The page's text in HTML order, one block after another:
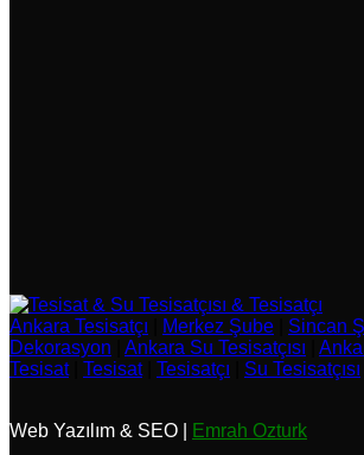
Ankara Tesisatçı Merkez Şube Sincan
Dekorasyon
Ankara Su Tesisatçısı
Tesisat| Tesisat| Tesisatçı Su Tesisatçısı
Web Yazılım & SEO |
Emrah Ozturk